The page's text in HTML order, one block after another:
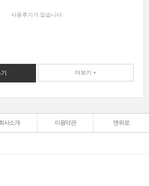
사용후기가 없습니다.
더보기 +
사소개 이용약관 맨위로